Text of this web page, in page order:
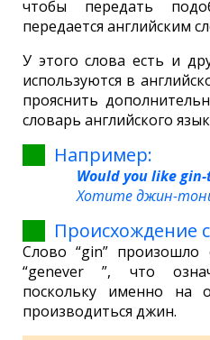
чтобы передать
передается английским
У этого слова есть и
используются в
прояснить
словарь английского
Например:
Would you like
Хотите джин-
Происхождение
Слово “gin” произошло
“genever ”, что
поскольку именно на
производиться джин.